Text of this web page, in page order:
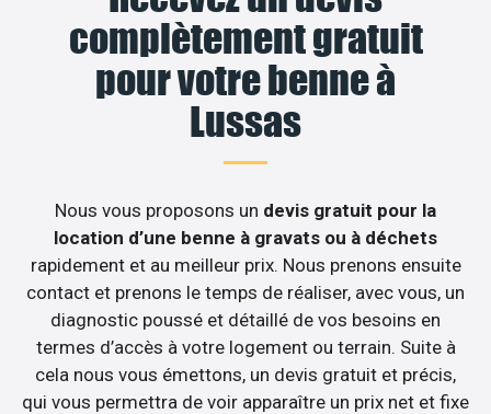
complètement gratuit
pour votre benne à
Lussas
Nous vous proposons un devis gratuit pour la
location d’une benne à gravats ou à déchets
rapidement et au meilleur prix. Nous prenons ensuite
contact et prenons le temps de réaliser, avec vous, un
diagnostic poussé et détaillé de vos besoins en
termes d’accès à votre logement ou terrain. Suite à
cela nous vous émettons, un devis gratuit et précis,
qui vous permettra de voir apparaître un prix net et fixe